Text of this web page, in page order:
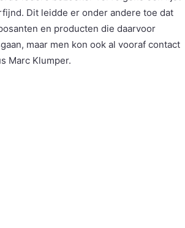
Dit leidde er onder andere toe dat
en producten die daarvoor
maar men kon ook al vooraf contact
Marc Klumper.